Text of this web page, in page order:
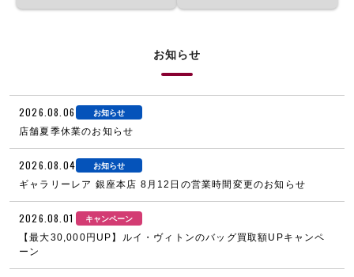
お知らせ
2026.08.06 お知らせ
店舗夏季休業のお知らせ
2026.08.04 お知らせ
ギャラリーレア 銀座本店 8月12日の営業時間変更のお知らせ
2026.08.01 キャンペーン
【最大30,000円UP】ルイ・ヴィトンのバッグ買取額UPキャンペ
ーン